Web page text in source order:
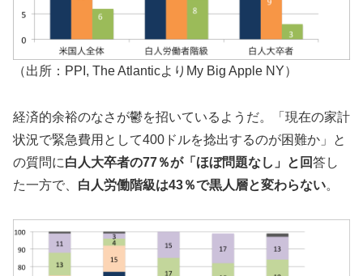
（出所：PPI, The AtlanticよりMy Big Apple NY）
経済的余裕のなさが鬱を招いているようだ。「現在の家計
状況で緊急費用として400ドルを捻出するのが困難か」と
の質問に白人大卒者の77％が「ほぼ問題なし」と回答し
た一方で、 白人労働階級は43％で黒人層と変わらない。